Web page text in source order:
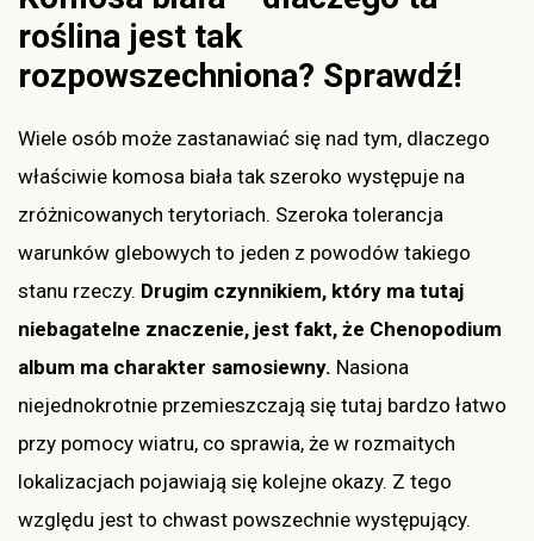
roślina jest tak
rozpowszechniona? Sprawdź!
Wiele osób może zastanawiać się nad tym, dlaczego
właściwie komosa biała tak szeroko występuje na
zróżnicowanych terytoriach. Szeroka tolerancja
warunków glebowych to jeden z powodów takiego
stanu rzeczy. Drugim czynnikiem, który ma tutaj
niebagatelne znaczenie, jest fakt, że Chenopodium
album ma charakter samosiewny. Nasiona
niejednokrotnie przemieszczają się tutaj bardzo łatwo
przy pomocy wiatru, co sprawia, że w rozmaitych
lokalizacjach pojawiają się kolejne okazy. Z tego
względu jest to chwast powszechnie występujący.